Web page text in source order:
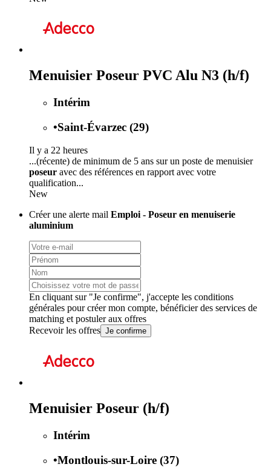
Menuisier Poseur PVC Alu N3 (h/f)
Intérim
•Saint-Évarzec (29)
Il y a 22 heures
...(récente) de minimum de 5 ans sur un poste de menuisier
poseur avec des références en rapport avec votre
qualification...
New
Créer une alerte mail Emploi - Poseur en menuiserie
aluminium
En cliquant sur "Je confirme", j'accepte les conditions
générales pour créer mon compte, bénéficier des services de
matching et postuler aux offres
Recevoir les offres Je confirme
Menuisier Poseur (h/f)
Intérim
•Montlouis-sur-Loire (37)